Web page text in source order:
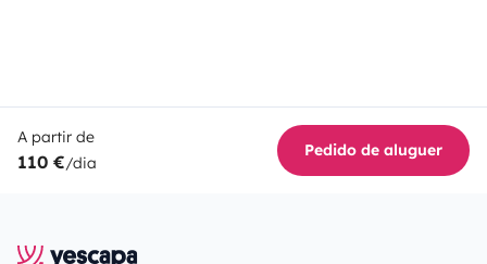
A partir de
110 €/dia
Pedido de aluguer